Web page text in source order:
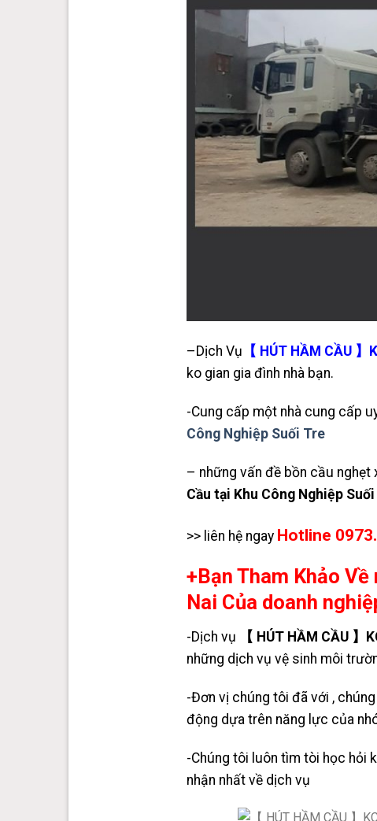
–Dịch Vụ 【 HÚT HẦM CẦU
ko gian gia đình nhà bạn.
-Cung cấp một nhà cung cấp
Công Nghiệp Suối Tre
– những vấn đề bồn cầu nghẹt
Cầu tại Khu Công Nghiệp
>> liên hệ ngay Hotline
+Bạn Tham Khảo
Nai Của doanh
-Dịch vụ 【 HÚT HẦM CẦU 】
những dịch vụ vệ sinh môi
-Đơn vị chúng tôi đã với ,
động dựa trên năng lực của
-Chúng tôi luôn tìm tòi học hỏi
nhận nhất về dịch vụ